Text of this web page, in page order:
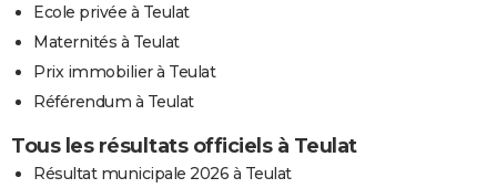
Ecole privée à Teulat
Maternités à Teulat
Prix immobilier à Teulat
Référendum à Teulat
Tous les résultats officiels à Teulat
Résultat municipale 2026 à Teulat